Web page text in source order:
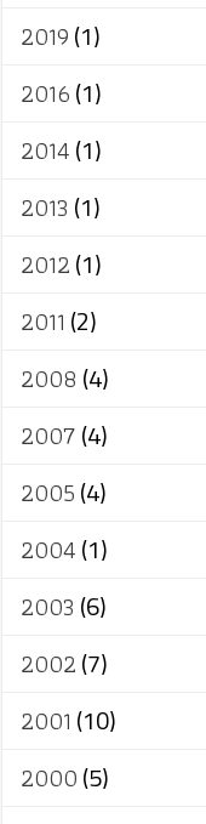
2019(1)
2016(1)
2014(1)
2013 (1)
2012(1)
2011 (2)
2008 (4)
2007(4)
2005(4)
2004(1)
2003 (6)
2002(7)
2001 (10)
2000(5)